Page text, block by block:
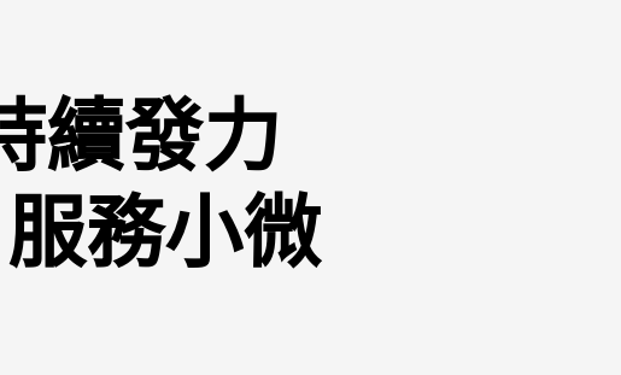
續發力
務小微